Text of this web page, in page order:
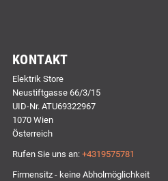
KONTAKT
Elektrik Store
Neustiftgasse 66/3/15
UID-Nr. ATU69322967
1070 Wien
Österreich
Rufen Sie uns an: +4319575781
Firmensitz - keine Abholmöglichkeit